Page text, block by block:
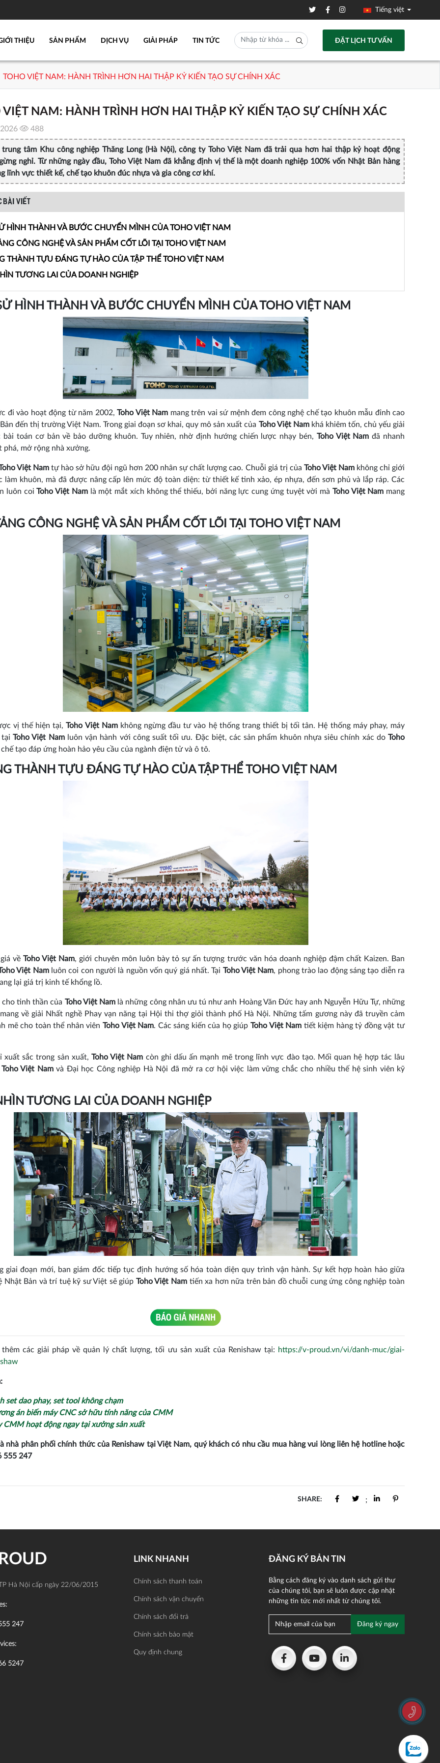
Tiếng việt
THIỆU SẢN PHẨM DỊCH VỤ GIẢI PHÁP TIN TỨC ĐẶT LỊCH TƯ VẤN
TOHO VIỆT NAM: HÀNH TRÌNH HƠN HAI THẬP KỶ KIẾN TẠO SỰ CHÍNH XÁC
VIỆT NAM: HÀNH TRÌNH HƠN HAI THẬP KỶ KIẾN TẠO SỰ CHÍNH XÁC
488
trung tâm Khu công nghiệp Thăng Long (Hà Nội), công ty Toho Việt Nam đã trải qua hơn hai thập kỷ hoạt động
nghỉ. Từ những ngày đầu, Toho Việt Nam đã khẳng định vị thế là một doanh nghiệp 100% vốn Nhật Bản hàng
lĩnh vực thiết kế, chế tạo khuôn đúc nhựa và gia công cơ khí.
BÀI VIẾT
HÌNH THÀNH VÀ BƯỚC CHUYỂN MÌNH CỦA TOHO VIỆT NAM
CÔNG NGHỆ VÀ SẢN PHẨM CỐT LÕI TẠI TOHO VIỆT NAM
THÀNH TỰU ĐÁNG TỰ HÀO CỦA TẬP THỂ TOHO VIỆT NAM
TƯƠNG LAI CỦA DOANH NGHIỆP
HÌNH THÀNH VÀ BƯỚC CHUYỂN MÌNH CỦA TOHO VIỆT NAM
đi vào hoạt động từ năm 2002, Toho Việt Nam mang trên vai sứ mệnh đem công nghệ chế tạo khuôn mẫu đỉnh cao
đến thị trường Việt Nam. Trong giai đoạn sơ khai, quy mô sản xuất của Toho Việt Namkhá khiêm tốn, chủ yếu giải
bài toán cơ bản về bảo dưỡng khuôn. Tuy nhiên, nhờ định hướng chiến lược nhạy bén, Toho Việt Nam đã nhanh
phá, mở rộng nhà xưởng.
Việt Namtự hào sở hữu đội ngũ hơn 200 nhân sự chất lượng cao. Chuỗi giá trị của Toho Việt Namkhông chỉ giới
làm khuôn, mà đã được nâng cấp lên mức độ toàn diện: từ thiết kế tinh xảo, ép nhựa, đến sơn phủ và lắp ráp. Các
luôn coiToho Việt Namlà một mắt xích không thể thiếu, bởi năng lực cung ứng tuyệt vời mà Toho Việt Nam mang
CÔNG NGHỆ VÀ SẢN PHẨM CỐT LÕI TẠI TOHO VIỆT NAM
vị thế hiện tại,Toho Việt Namkhông ngừng đầu tư vào hệ thống trang thiết bị tối tân. Hệ thống máy phay, máy
tạiToho Việt Namluôn vận hành với công suất tối ưu. Đặc biệt, các sản phẩm khuôn nhựa siêu chính xác doToho
tạo đáp ứng hoàn hảo yêu cầu của ngành điện tử và ô tô.
THÀNH TỰU ĐÁNG TỰ HÀO CỦA TẬP THỂ TOHO VIỆT NAM
về Toho Việt Nam, giới chuyên môn luôn bày tỏ sự ấn tượng trước văn hóa doanh nghiệp đậm chất Kaizen. Ban
Việt Namluôn coi con người là nguồn vốn quý giá nhất. Tại Toho Việt Nam, phong trào lao động sáng tạo diễn ra
lại giá trị kinh tế khổng lồ.
tinh thần của Toho Việt Namlà những công nhân ưu tú như anh Hoàng Văn Đức hay anh Nguyễn Hữu Tự, những
về giải Nhất nghề Phay vạn năng tại Hội thi thợ giỏi thành phố Hà Nội. Những tấm gương này đã truyền cảm
mẽ cho toàn thể nhân viên Toho Việt Nam. Các sáng kiến của họ giúp Toho Việt Nam tiết kiệm hàng tỷ đồng vật tư
xuất sắc trong sản xuất, Toho Việt Nam còn ghi dấu ấn mạnh mẽ trong lĩnh vực đào tạo. Mối quan hệ hợp tác lâu
Toho Việt Namvà Đại học Công nghiệp Hà Nội đã mở ra cơ hội việc làm vững chắc cho nhiều thế hệ sinh viên kỹ
TƯƠNG LAI CỦA DOANH NGHIỆP
giai đoạn mới, ban giám đốc tiếp tục định hướng số hóa toàn diện quy trình vận hành. Sự kết hợp hoàn hảo giữa
Nhật Bản và trí tuệ kỹ sư Việt sẽ giúp Toho Việt Nam tiến xa hơn nữa trên bản đồ chuỗi cung ứng công nghiệp toàn
thêm các giải pháp về quản lý chất lượng, tối ưu sản xuất của Renishaw tại: https://v-proud.vn/vi/danh-muc/giai-
set dao phay, set tool không chạm
án biến máy CNC sở hữu tính năng của CMM
CMM hoạt động ngay tại xưởng sản xuất
nhà phân phối chính thức của Renishaw tại Việt Nam, quý khách có nhu cầu mua hàng vui lòng liên hệ hotline hoặc
555 247
SHARE: ;
Hà Nội cấp ngày 22/06/2015
247
5247
LINK NHANH
Chính sách thanh toán
Chính sách vận chuyển
Chính sách đổi trả
Chính sách bảo mật
Quy định chung
ĐĂNG KÝ BẢN TIN
Bằng cách đăng ký vào danh sách gửi thư
của chúng tôi, bạn sẽ luôn được cập nhật
những tin tức mới nhất từ chúng tôi.